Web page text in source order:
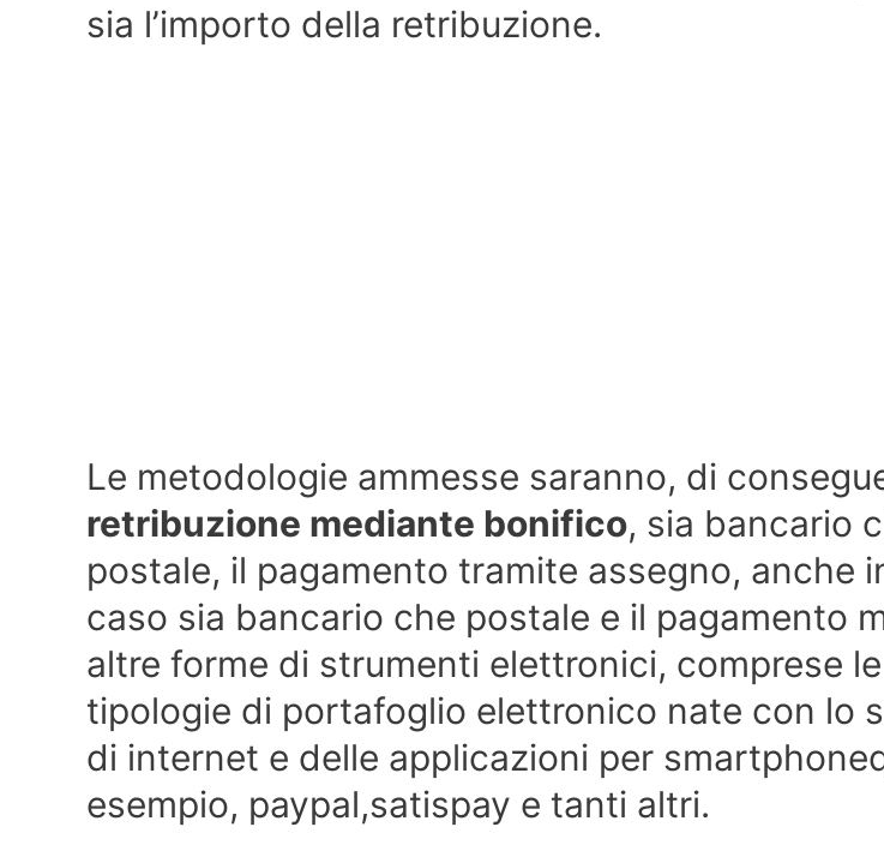
sia l’importo della retribuzione.
Le metodologie ammesse saranno, di
retribuzione mediante bonifico, sia bancario
postale, il pagamento tramite assegno, anche
caso sia bancario che postale e il pagamento
altre forme di strumenti elettronici, comprese
tipologie di portafoglio elettronico nate con lo
di internet e delle applicazioni per
esempio, paypal,satispay e tanti altri.